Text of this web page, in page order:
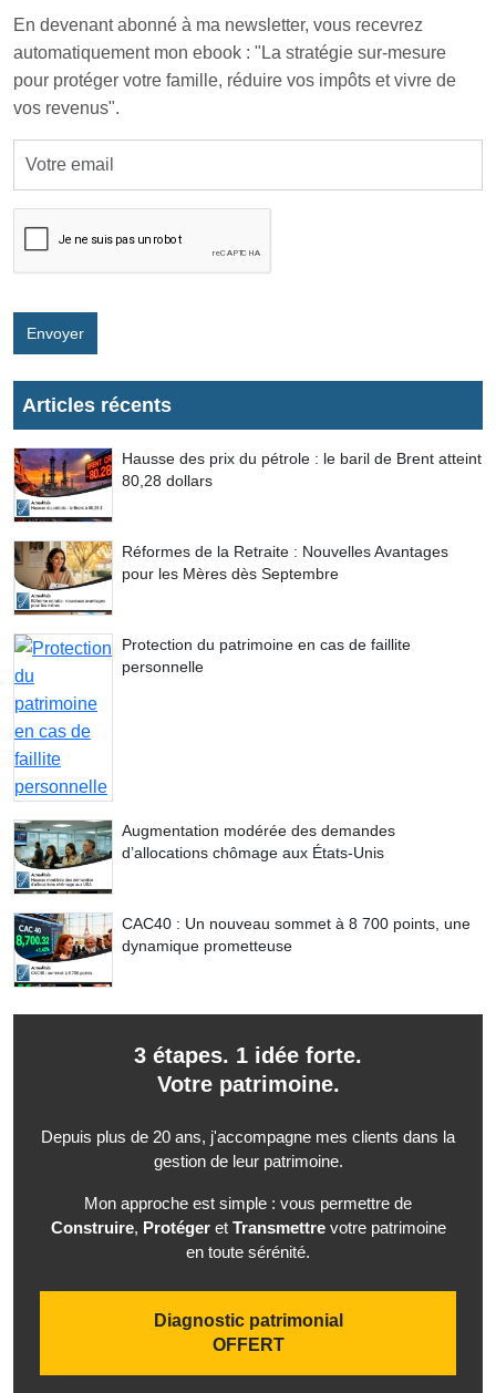
En devenant abonné à ma newsletter, vous recevrez
automatiquement mon ebook : "La stratégie sur-mesure
pour protéger votre famille, réduire vos impôts et vivre de
vos revenus".
Envoyer
Articles récents
Hausse des prix du pétrole : le baril de Brent atteint
80,28 dollars
Réformes de la Retraite : Nouvelles Avantages
pour les Mères dès Septembre
Protection du patrimoine en cas de faillite
personnelle
Augmentation modérée des demandes
d’allocations chômage aux États-Unis
CAC40 : Un nouveau sommet à 8 700 points, une
dynamique prometteuse
3 étapes. 1 idée forte.
Votre patrimoine.
Depuis plus de 20 ans, j'accompagne mes clients dans la
gestion de leur patrimoine.
Mon approche est simple : vous permettre de
Construire, Protégeret Transmettrevotre patrimoine
en toute sérénité.
Diagnostic patrimonial
OFFERT